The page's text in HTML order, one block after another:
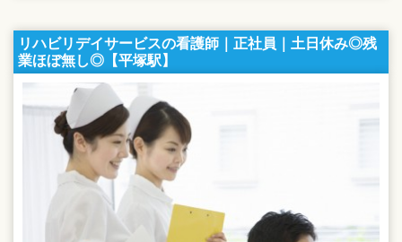
リハビリデイサービスの看護師｜正社員｜土日休み◎残
業ほぼ無し◎【平塚駅】